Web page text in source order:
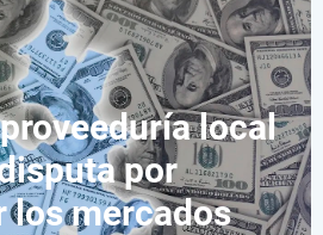
local
por
los mercados